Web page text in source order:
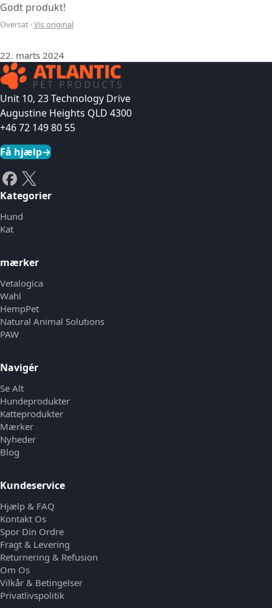
Godt produkt!
Oversat ·Vis original
22. marts 2024
Unit 10, 23 Technology Drive
Augustine Heights QLD 4300
+46 72 149 80 55
Få hjælp→
Kategorier
Hund
Kat
mærker
Vetalogica
Wahl
HempPet
Natural Animal Solutions
PAW
Navigér
Se Alt
Hundeprodukter
Katteprodukter
Mærker
Nyheder
Blog
Kundeservice
Hjælp & FAQ
Kontakt Os
Spor Din Ordre
Fragt & Levering
Returnering & Refusion
Om Os
Vilkår & Betingelser
Privatlivspolitik